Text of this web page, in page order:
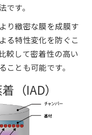
す。
り緻密な膜を成膜す
る特性変化を防ぐこ
較して密着性の高い
とも可能です。
（IAD）